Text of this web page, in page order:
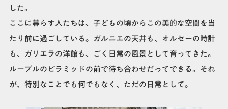
した。
ここに暮らす人たちは、子どもの頃からこの美的な空間を当
たり前に過ごしている。ガルニエの天井も、オルセーの時計
も、ガリエラの洋館も、ごく日常の風景として育ってきた。
ルーブルのピラミッドの前で待ち合わせだってできる。それ
が、特別なことでも何でもなく、ただの日常として。